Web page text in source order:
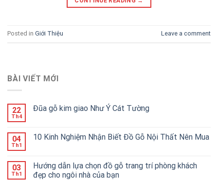
Posted in Giới Thiệu Leave a comment
BÀI VIẾT MỚI
22
Th4
Đũa gỗ kim giao Như Ý Cát Tường
04
Th1
10 Kinh Nghiệm Nhận Biết Đồ Gỗ Nội Thất Nên Mua
03
Th1
Hướng dẫn lựa chọn đồ gỗ trang trí phòng khách
đẹp cho ngôi nhà của bạn